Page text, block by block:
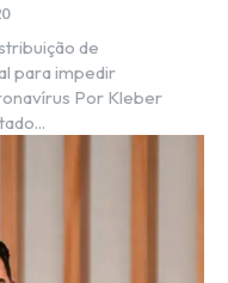
de
para impedir
Kleber